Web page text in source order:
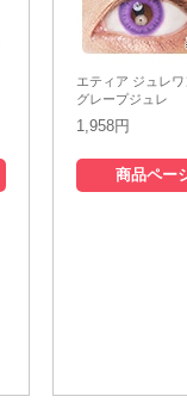
エティア ジュレ
グレープジュレ
1,958円
商品ペー